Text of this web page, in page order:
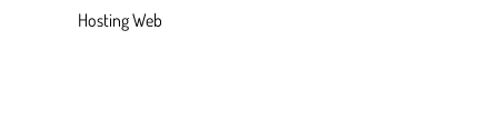
Hosting Web